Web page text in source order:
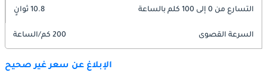
التسارع من 0 إلى 100 كلم بالساعة 10.8 ثوانٍ
السرعة القصوى 200 كم/الساعة
الإبلاغ عن سعر غير صحيح